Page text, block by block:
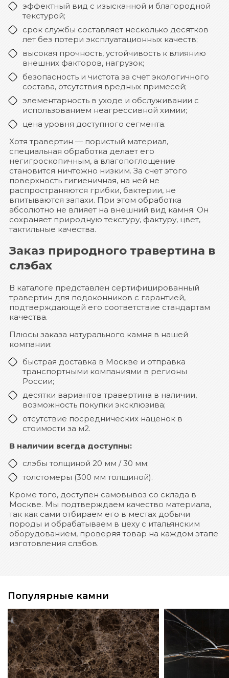
эффектный вид с изысканной и благородной
текстурой;
срок службы составляет несколько десятков
лет без потери эксплуатационных качеств;
высокая прочность, устойчивость к влиянию
внешних факторов, нагрузок;
безопасность и чистота за счет экологичного
состава, отсутствия вредных примесей;
элементарность в уходе и обслуживании с
использованием неагрессивной химии;
цена уровня доступного сегмента.
Хотя травертин — пористый материал,
специальная обработка делает его
негигроскопичным, а влагопоглощение
становится ничтожно низким. За счет этого
поверхность гигиеничная, на ней не
распространяются грибки, бактерии, не
впитываются запахи. При этом обработка
абсолютно не влияет на внешний вид камня. Он
сохраняет природную текстуру, фактуру, цвет,
тактильные качества.
Заказ природного травертина в
слэбах
В каталоге представлен сертифицированный
травертин для подоконников с гарантией,
подтверждающей его соответствие стандартам
качества.
Плюсы заказа натурального камня в нашей
компании:
быстрая доставка в Москве и отправка
транспортными компаниями в регионы
России;
десятки вариантов травертина в наличии,
возможность покупки эксклюзива;
отсутствие посреднических наценок в
стоимости за м2.
В наличии всегда доступны:
слэбы толщиной 20 мм / 30 мм;
толстомеры (300 мм толщиной).
Кроме того, доступен самовывоз со склада в
Москве. Мы подтверждаем качество материала,
так как сами отбираем его в местах добычи
породы и обрабатываем в цеху с итальянским
оборудованием, проверяя товар на каждом этапе
изготовления слэбов.
Популярные камни